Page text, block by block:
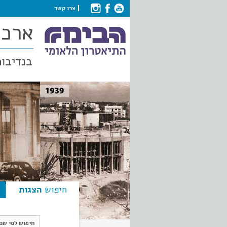
צרו קשר
חיפוש הצגות
חיפוש לפי